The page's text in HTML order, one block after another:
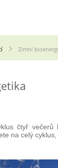
Zimní
čtyř večerů
na celý